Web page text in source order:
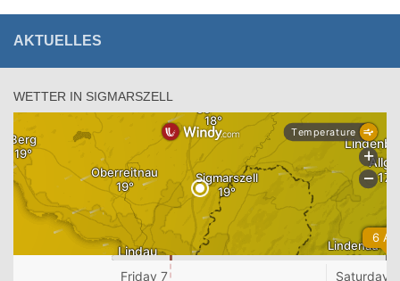
AKTUELLES
WETTER IN SIGMARSZELL